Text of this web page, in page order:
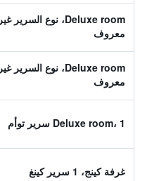
Deluxe room، نوع السرير غير
معروف
Deluxe room، نوع السرير غير
معروف
Deluxe room، 1 سرير توأم
غرفة كينج، 1 سرير كينغ